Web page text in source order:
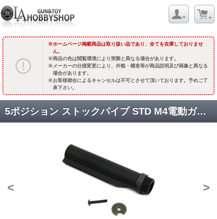
ホームページ掲載商品は取り扱い品であり、全てを在庫しておりませ
ん。
商品の色は閲覧環境により実際と異なる場合があります。
メーカーの仕様変更により、外観・構造等が商品説明及び画像と異なる
場合があります。
お客様都合によるキャンセルは不可とさせて頂いております。予めご了
承下さい。
5ポジション ストックパイプ STD M4電動ガン用 [KW-KU-077] [取寄]
< >